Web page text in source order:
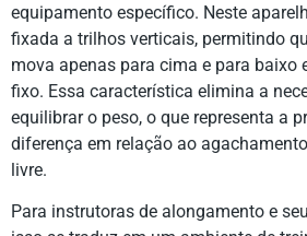
equipamento específico. Neste
fixada a trilhos verticais, permitindo
mova apenas para cima e para baixo
fixo. Essa característica elimina a
equilibrar o peso, o que representa a
diferença em relação ao
livre.
Para instrutoras de alongamento e